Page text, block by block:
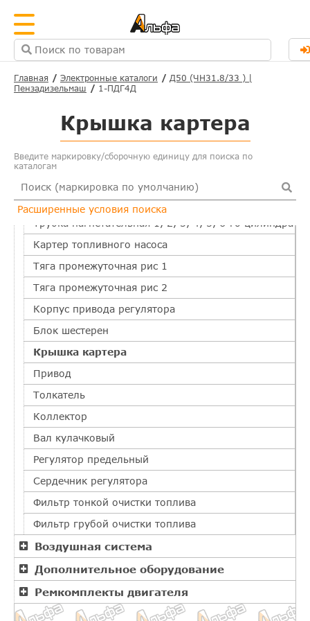
Главная Электронные каталоги
Д50 (ЧН31.8/33 ) |
Пензадизельмаш
1-ПДГ4Д
Крышка картера
Введите маркировку/сборочную единицу для поиска по
каталогам
Расширенные условия поиска
Масляная система
Топливная система
Насос топливный рис 1
Насос топливный рис 2
Насос топливный рис 3
Форсунка
Штанга форсунки
Трубопровод топливный рис 2
Трубка нагнетательная 1, 2, 3, 4, 5, 6-го цилиндра
Картер топливного насоса
Тяга промежуточная рис 1
Тяга промежуточная рис 2
Корпус привода регулятора
Блок шестерен
Крышка картера
Привод
Толкатель
Коллектор
Вал кулачковый
Регулятор предельный
Сердечник регулятора
Фильтр тонкой очистки топлива
Фильтр грубой очистки топлива
Воздушная система
Дополнительное оборудование
Ремкомплекты двигателя